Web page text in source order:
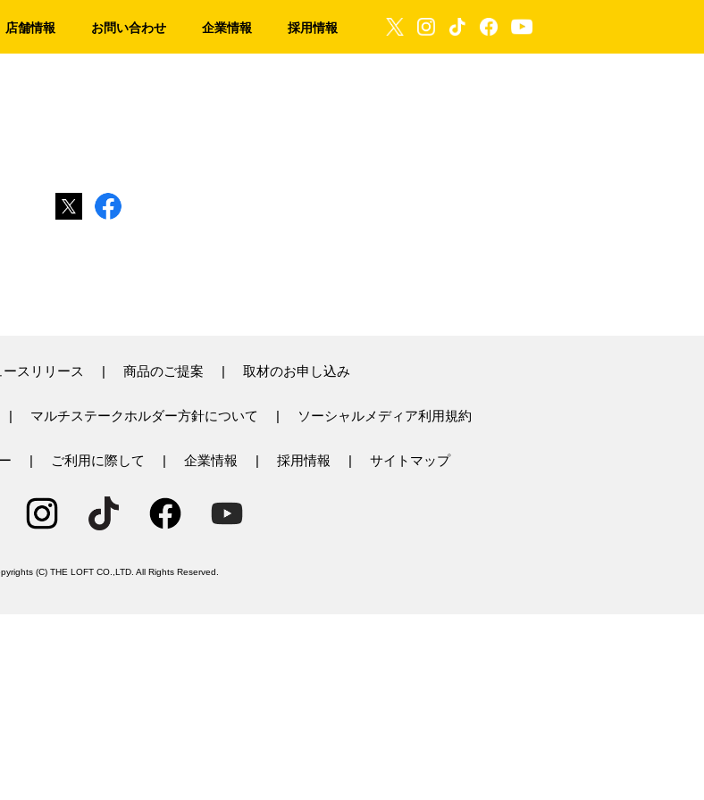
店舗情報 お問い合わせ 企業情報 採用情報
ースリリース 商品のご提案 取材のお申し込み
マルチステークホルダー方針について ソーシャルメディア利用規約
ご利用に際して 企業情報 採用情報 サイトマップ
(C) THE LOFT CO.,LTD. All Rights Reserved.